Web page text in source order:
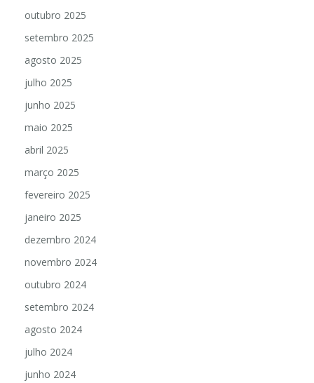
outubro 2025
setembro 2025
agosto 2025
julho 2025
junho 2025
maio 2025
abril 2025
março 2025
fevereiro 2025
janeiro 2025
dezembro 2024
novembro 2024
outubro 2024
setembro 2024
agosto 2024
julho 2024
junho 2024